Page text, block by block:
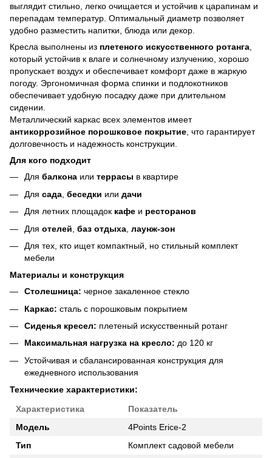
выглядит стильно, легко очищается и устойчив к царапинам и
перепадам температур. Оптимальный диаметр позволяет
удобно разместить напитки, блюда или декор.
Кресла выполнены из плетеного искусственного ротанга,
который устойчив к влаге и солнечному излучению, хорошо
пропускает воздух и обеспечивает комфорт даже в жаркую
погоду. Эргономичная форма спинки и подлокотников
обеспечивает удобную посадку даже при длительном
сидении.
Металлический каркас всех элементов имеет
антикоррозийное порошковое покрытие, что гарантирует
долговечность и надежность конструкции.
Для кого подходит
Для балкона или террасы в квартире
Для сада беседки или дачи
Для летних площадок кафе и ресторанов
Для отелей баз отдыха лаунж-зон
Для тех, кто ищет компактный, но стильный комплект
мебели
Материалы и конструкция
Столешница: черное закаленное стекло
Каркас: сталь с порошковым покрытием
Сиденья кресел: плетеный искусственный ротанг
Максимальная нагрузка на кресло: до 120 кг
Устойчивая и сбалансированная конструкция для
ежедневного использования
Технические характеристики:
Характеристика
Показатель
Модель
4Points Erice-2
Тип
Комплект садовой мебели